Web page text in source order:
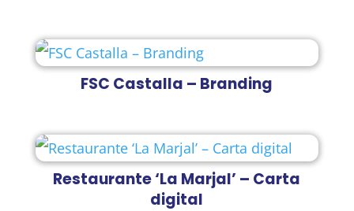
FSC Castalla – Branding
Restaurante ‘La Marjal’ – Carta
digital